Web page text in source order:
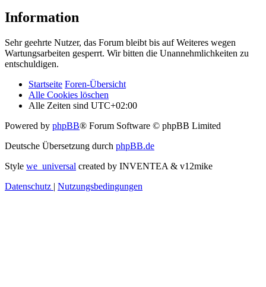
Information
Sehr geehrte Nutzer, das Forum bleibt bis auf Weiteres wegen
Wartungsarbeiten gesperrt. Wir bitten die Unannehmlichkeiten zu
entschuldigen.
Startseite Foren-Übersicht
Alle Cookies löschen
Alle Zeiten sind UTC+02:00
Powered by phpBB® Forum Software © phpBB Limited
Deutsche Übersetzung durch phpBB.de
Style we_universal created by INVENTEA & v12mike
Datenschutz | Nutzungsbedingungen